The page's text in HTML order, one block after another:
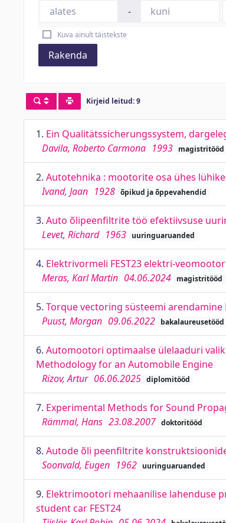
-
Kuva ainult täistekste
Rakenda
Kirjeid leitud: 9
1. Ein Qualitätssicherungssystem,
Davila, Roberto Carmona 1993 magistritööd
2. Autotehnika : mootorite osa ühes
Ivand, Jaan 1928 õpikud ja õppevahendid
3. Auto õlipeenfiltrite töö efektiivsuse
Levet, Richard 1963 uuringuaruanded
4. Elektrivormeli FEST23 elektri-
Meras, Karl Martin 04.06.2024 magistritööd
5. Torque vectoring süsteemi arendamine
Puust, Morgan 09.06.2022 bakalaureusetööd
6. Automootori optimaalse ülelaaduri
Methodology for an Automobile Engine
Rizov, Artur 06.06.2025 diplomitööd
7. Experimental Methods for Sound
Rämmal, Hans 23.08.2007 doktoritööd
8. Autode õli peenfiltrite
Soonvald, Eugen 1962 uuringuaruanded
9. Elektrimootori mehaanilise lahenduse
student car FEST24